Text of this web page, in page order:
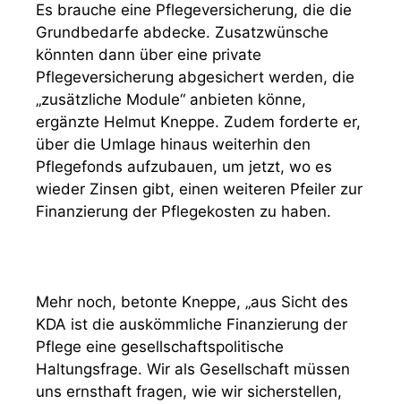
Es brauche eine Pflegeversicherung, die die
Grundbedarfe abdecke. Zusatzwünsche
könnten dann über eine private
Pflegeversicherung abgesichert werden, die
„zusätzliche Module“ anbieten könne,
ergänzte Helmut Kneppe. Zudem forderte er,
über die Umlage hinaus weiterhin den
Pflegefonds aufzubauen, um jetzt, wo es
wieder Zinsen gibt, einen weiteren Pfeiler zur
Finanzierung der Pflegekosten zu haben.
Mehr noch, betonte Kneppe, „aus Sicht des
KDA ist die auskömmliche Finanzierung der
Pflege eine gesellschaftspolitische
Haltungsfrage. Wir als Gesellschaft müssen
uns ernsthaft fragen, wie wir sicherstellen,